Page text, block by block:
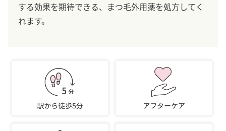
する効果を期待できる、まつ毛外用薬を処方してく
れます。